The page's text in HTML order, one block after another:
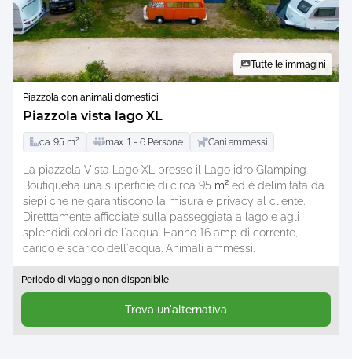
Tutte le immagini
Piazzola con animali domestici
Piazzola vista lago XL
ca. 95 m² max. 1 - 6 Persone Cani ammessi
La piazzola Vista Lago XL presso il Lago idro Glamping
Boutiqueha una superficie di circa 95 m² ed è delimitata da
siepi che ne garantiscono la misura e privacy al cliente.
Diretttamente afficciate sulla passeggiata a lago e agli
splendidi colori dell'acqua. Hanno 16 amp di corrente,
carico e scarico dell'acqua. Animali ammessi.
Periodo di viaggio non disponibile
Trova un'alternativa